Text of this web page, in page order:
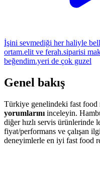
İşini sevmediği her haliyle
ortam.elit ve ferah.siparisi
beğendim.yeri de çok guzel
Genel bakış
Türkiye genelindeki fast food
yorumlarını inceleyin.
diğer hızlı servis ürünlerinde
fiyat/performans ve çalışan
deneyimlerle en iyi fast food